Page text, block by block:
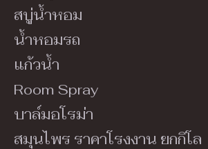
สบู่น้ำหอม
น้ำหอมรถ
แก้วน้ำ
Room Spray
บาล์มอโรม่า
สมุนไพร ราคาโรงงาน ยกกิโล